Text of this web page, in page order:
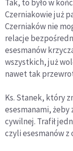
Tak, to było w
Czerniakowie już
Czerniaków nie
relacje
esesmanów
wszystkich, już
nawet tak
Ks. Stanek, który
esesmanami,
cywilnej. Trafił
czyli esesmanów z